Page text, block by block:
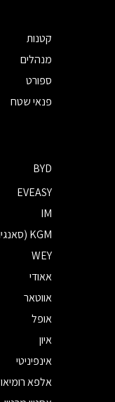
קטנות
מנהלים
ספורט
פנאי שטח
BYD
EVEASY
IM
KGM (סאנגיונג)
WEY
אאודי
אווטאר
אופל
איון
אינפיניטי
אלפא רומיאו